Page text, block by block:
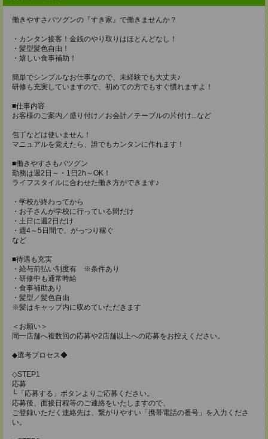
働きやすさバツグンの『すき家』で働きませんか？
・カンタン接客！金銭のやり取りはほとんどなし！
・髪型髪色自由！
・嬉しい食事補助！
簡単でシンプルなお仕事なので、未経験でも大丈夫♪
研修も充実していますので、初めての方でもすぐ慣れますよ！
■仕事内容
お客様のご案内／盛り付け／お会計／テーブルの片付け...など
包丁などは使いません！
マニュアルを覚えたら、誰でもカンタンに作れます！
■働きやすさもバツグン
勤務は週2日～・1日2h～OK！
ライフスタイルに合わせた働き方ができます♪
・学校が終わってから
・お子さんが学校に行っている間だけ
・土日に週2日だけ
・週4～5日間で、がっつり稼ぐ
など
■待遇も充実
・給与前払い制度有 ※条件あり
・研修中も通常時給
・食事補助あり
・髪型／髪色自由
※髪はキャップ内に収めていただきます
＜お願い＞
同一店舗へ複数回の応募や2店舗以上への応募をお控えください。
◆選考プロセス◆
◇STEP1
応募
└「応募する」ボタンよりご応募ください。
応募後、面接日程等のご連絡をいたしますので、
ご登録いただく連絡先は、繋がりやすい「携帯電話の番号」を入力くださ
い。